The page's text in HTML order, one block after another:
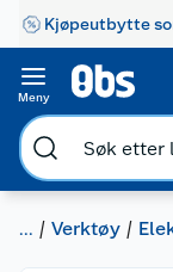
Kjøpeutbytte
Meny
... Verktøy